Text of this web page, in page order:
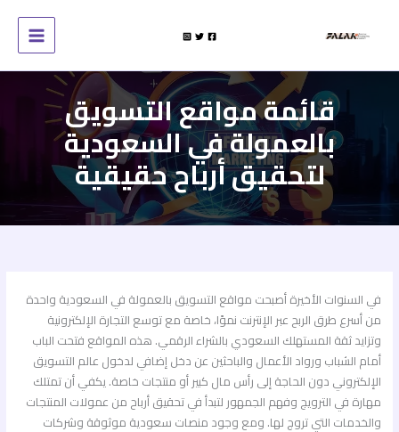
قائمة مواقع التسويق
بالعمولة في السعودية
لتحقيق أرباح حقيقية
في السنوات الأخيرة أصبحت مواقع التسويق بالعمولة في السعودية واحدة
من أسرع طرق الربح عبر الإنترنت نموًا، خاصة مع توسع التجارة الإلكترونية
وتزايد ثقة المستهلك السعودي بالشراء الرقمي. هذه المواقع فتحت الباب
أمام الشباب ورواد الأعمال والباحثين عن دخل إضافي لدخول عالم التسويق
الإلكتروني دون الحاجة إلى رأس مال كبير أو منتجات خاصة. يكفي أن تمتلك
مهارة في الترويج وفهم الجمهور لتبدأ في تحقيق أرباح من عمولات المنتجات
والخدمات التي تروج لها. ومع وجود منصات سعودية موثوقة وشركات